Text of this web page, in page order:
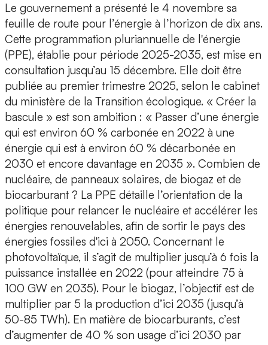
Le gouvernement a présenté le 4 novembre sa
feuille de route pour l’énergie à l’horizon de dix ans.
Cette programmation pluriannuelle de l'énergie
(PPE), établie pour période 2025-2035, est mise en
consultation jusqu’au 15 décembre. Elle doit être
publiée au premier trimestre 2025, selon le cabinet
du ministère de la Transition écologique. « Créer la
bascule » est son ambition : « Passer d’une énergie
qui est environ 60 % carbonée en 2022 à une
énergie qui est à environ 60 % décarbonée en
2030 et encore davantage en 2035 ». Combien de
nucléaire, de panneaux solaires, de biogaz et de
biocarburant ? La PPE détaille l’orientation de la
politique pour relancer le nucléaire et accélérer les
énergies renouvelables, afin de sortir le pays des
énergies fossiles d'ici à 2050. Concernant le
photovoltaïque, il s’agit de multiplier jusqu’à 6 fois la
puissance installée en 2022 (pour atteindre 75 à
100 GW en 2035). Pour le biogaz, l’objectif est de
multiplier par 5 la production d’ici 2035 (jusqu’à
50-85 TWh). En matière de biocarburants, c’est
d’augmenter de 40 % son usage d’ici 2030 par